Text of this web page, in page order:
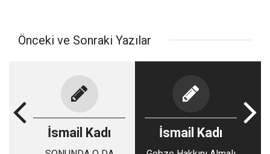
Önceki ve Sonraki Yazılar
İsmail Kadı İsmail Kadı